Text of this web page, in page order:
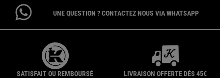
UNE QUESTION ? CONTACTEZ NOUS VIA WHATSAPP
SATISFAIT OU REMBOURSÉ LIVRAISON OFFERTE DÈS 45€